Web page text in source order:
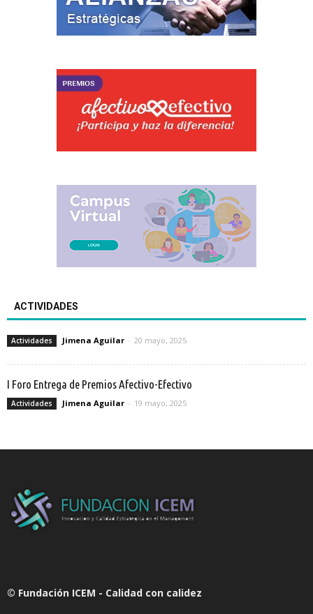
ACTIVIDADES
Actividades Jimena Aguilar - 20 mayo, 2025
I Foro Entrega de Premios Afectivo-Efectivo
Actividades Jimena Aguilar - 19 mayo, 2025
© Fundación ICEM - Calidad con calidez